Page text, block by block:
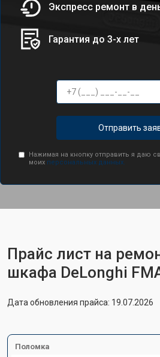
Экспресс ремонт в
Гарантия до 3-х лет
Отправить
Нажимая на кнопку отправить я даю
моих персональных данных.
Прайс лист на
шкафа DeLonghi
Дата обновления прайса: 19.07.2026
Поломка